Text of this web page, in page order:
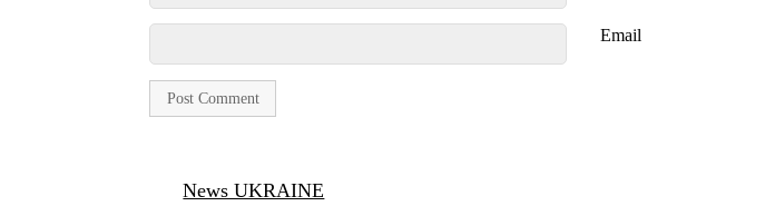
Email
News UKRAINE